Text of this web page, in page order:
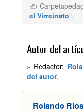
✍
el Virreinato".
Autor del
» Redactor:
del autor.
Rolando